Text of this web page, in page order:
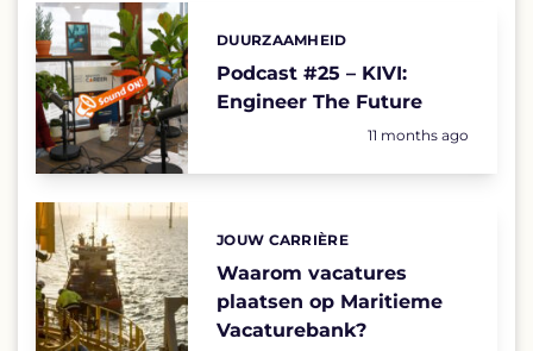
Podcast #25 – KIVI:
Engineer The Future
Categories:
DUURZAAMHEID
Geplaatst op:
11 months ago
Waarom vacatures
plaatsen op Maritieme
Vacaturebank?
Categories:
JOUW CARRIÈRE